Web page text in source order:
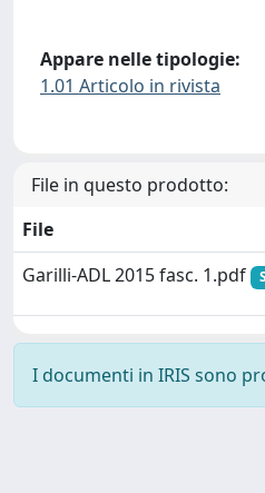
Appare nelle tipologie:
1.01 Articolo in rivista
File in questo prodotto:
File
Garilli-ADL 2015 fasc. 1.pdf
I documenti in IRIS sono